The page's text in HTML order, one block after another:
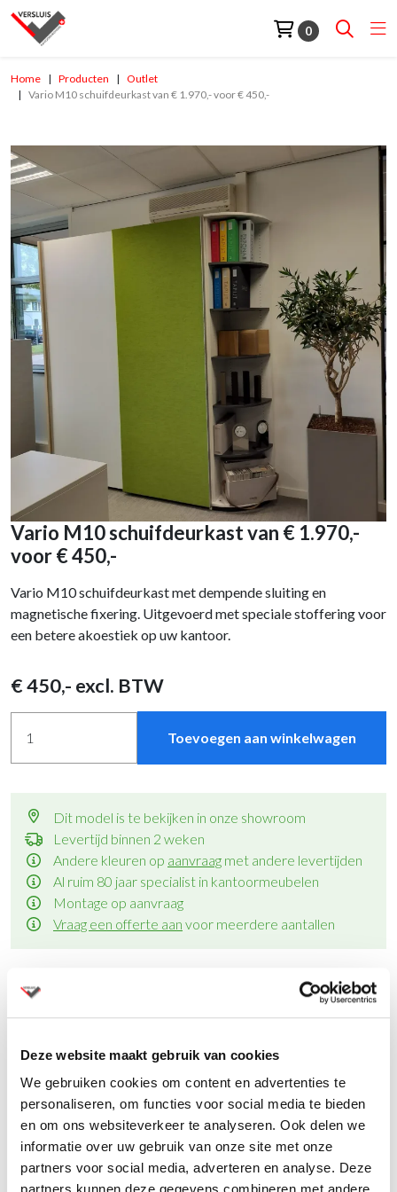
Deze website maakt gebruik van cookies
We gebruiken cookies om content en advertenties te
personaliseren, om functies voor social media te bieden
en om ons websiteverkeer te analyseren. Ook delen we
informatie over uw gebruik van onze site met onze
partners voor social media, adverteren en analyse. Deze
0
Home Producten
Outlet
Vario M10 schuifdeurkast van € 1.970,- voor € 450,-
Vario M10 schuifdeurkast van € 1.970,-
voor € 450,-
Vario M10 schuifdeurkast met dempende sluiting en
magnetische fixering. Uitgevoerd met speciale stoffering voor
een betere akoestiek op uw kantoor.
€450,- excl. BTW
Toevoegen aan winkelwagen
Dit model is te bekijken in onze showroom
Levertijd binnen 2 weken
Andere kleuren op aanvraag met andere levertijden
Al ruim 80 jaar specialist in kantoormeubelen
Montage op aanvraag
Vraag een offerte aan voor meerdere aantallen
Vario M10 schuifdeur kastensysteem
Een doordacht sluitmechaniek en optimaal gebruik van het
oppervlakte kenmerkt de Vario M10 schuifdeurkast. Met zijn